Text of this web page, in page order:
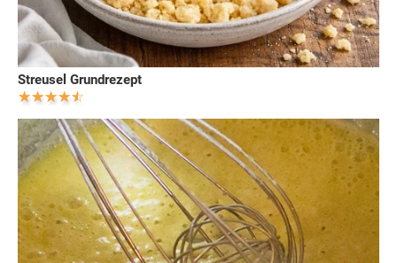
Streusel Grundrezept